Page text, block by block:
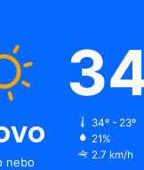
nebo
34º - 23º
21%
2.7 km/h